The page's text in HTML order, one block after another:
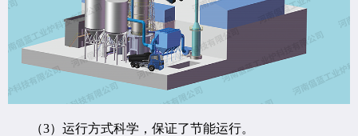
（3）运行方式科学，保证了节能运行。